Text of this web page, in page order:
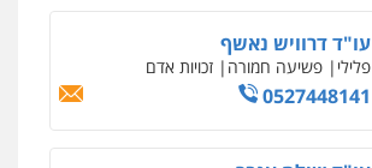
0525077716
חנא בולוס – משרד עורכי דין
0546661544